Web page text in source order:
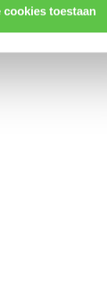
cookies toestaan